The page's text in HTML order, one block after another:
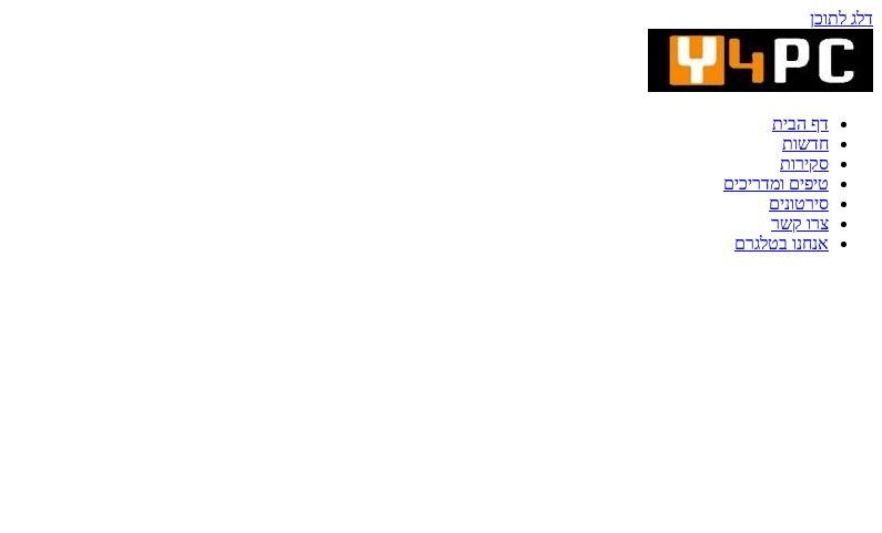
דלג לתוכן
דף הבית
חדשות
סקירות
טיפים ומדריכים
סירטונים
צרו קשר
אנחנו בטלגרם